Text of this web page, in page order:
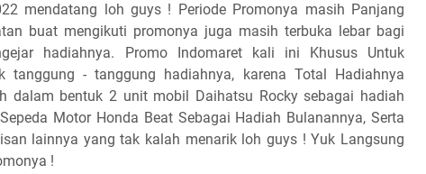
mendatang loh guys ! Periode Promonya masih Panjang
buat mengikuti promonya juga masih terbuka lebar bagi
hadiahnya. Promo Indomaret kali ini Khusus Untuk
tanggung - tanggung hadiahnya, karena Total Hadiahnya
dalam bentuk 2 unit mobil Daihatsu Rocky sebagai hadiah
Motor Honda Beat Sebagai Hadiah Bulanannya, Serta
lainnya yang tak kalah menarik loh guys ! Yuk Langsung
!